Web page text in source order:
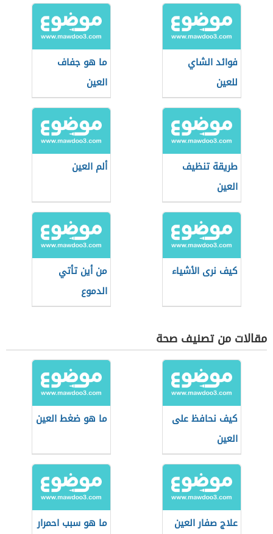
فوائد الشاي
للعين
ما هو جفاف
العين
طريقة تنظيف
العين
ألم العين
كيف نرى الأشياء
من أين تأتي
الدموع
مقالات من تصنيف صحة
كيف نحافظ على
العين
ما هو ضغط العين
علاج صفار العين
ما هو سبب احمرار